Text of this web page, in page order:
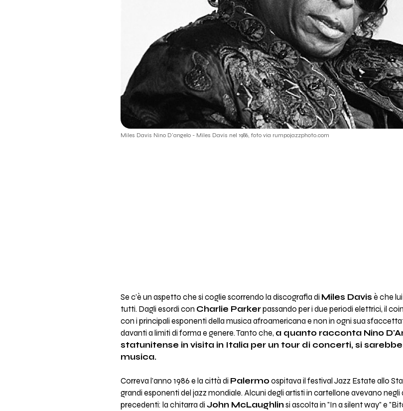
Miles Davis Nino D'angelo - Miles Davis nel 1986, foto via rumpojazzphoto.com
Se c'è un aspetto che si coglie scorrendo la discografia di Miles Davis è che
tutti. Dagli esordi con Charlie Parkerpassando per i due periodi elettrici, il
con i principali esponenti della musica afroamericana e non in ogni sua
davanti a limiti di forma e genere. Tanto che, a quanto racconta Nino
statunitense in visita in Italia per un tour di concerti, si
musica.
Correva l'anno 1986 e la città di Palermoospitava il festival Jazz Estate allo
grandi esponenti del jazz mondiale. Alcuni degli artisti in cartellone avevano
precedenti: la chitarra di John McLaughlinsi ascolta in "In a silent way" e